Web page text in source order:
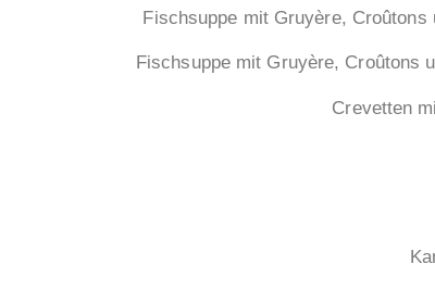
Fischsuppe mit Gruyère, Croûtons
Fischsuppe mit Gruyère,
Crevetten mit
Lachs